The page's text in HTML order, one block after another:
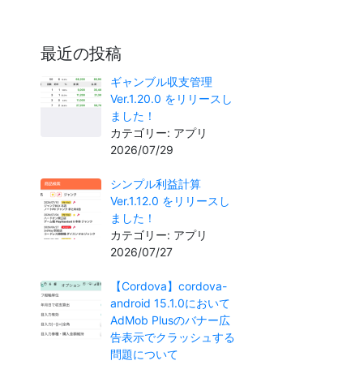
最近の投稿
ギャンブル収支管理
Ver.1.20.0 をリリースし
ました！
カテゴリー: アプリ
2026/07/29
シンプル利益計算
Ver.1.12.0 をリリースし
ました！
カテゴリー: アプリ
2026/07/27
【Cordova】cordova-
android 15.1.0において
AdMob Plusのバナー広
告表示でクラッシュする
問題について